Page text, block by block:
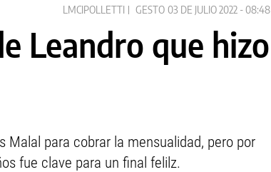
LMCIPOLLETTI GESTO 03 DE JULIO 2022 - 08:48
Leandro que hizo
Malal para cobrar la mensualidad, pero por
fue clave para un final felilz.